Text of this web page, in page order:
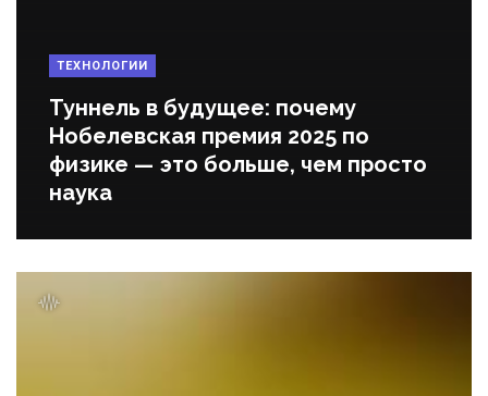
ТЕХНОЛОГИИ
Туннель в будущее: почему
Нобелевская премия 2025 по
физике — это больше, чем просто
наука